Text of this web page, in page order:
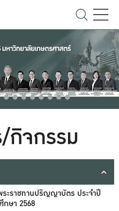
กิจกรรม
ะราชทานปริญญาบัตร ประจำปี
กษา 2568